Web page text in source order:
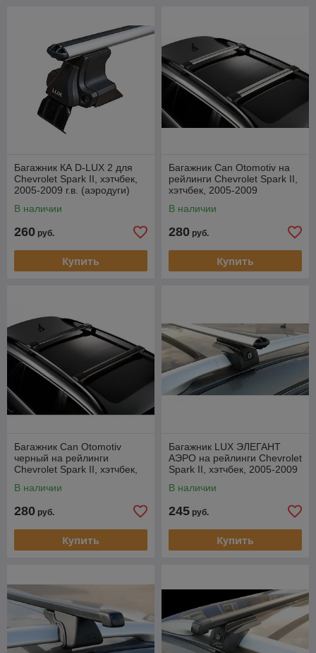
Багажник КА D-LUX 2 для
Chevrolet Spark II, хэтчбек,
2005-2009 г.в. (аэродуги)
В наличии
260 руб.
Купить
Багажник Can Otomotiv на
рейлинги Chevrolet Spark II,
хэтчбек, 2005-2009
В наличии
280 руб.
Купить
Багажник Can Otomotiv
черный на рейлинги
Chevrolet Spark II, хэтчбек,
В наличии
280 руб.
Купить
Багажник LUX ЭЛЕГАНТ
АЭРО на рейлинги Chevrolet
Spark II, хэтчбек, 2005-2009
В наличии
245 руб.
Купить